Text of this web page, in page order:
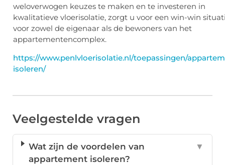
weloverwogen keuzes te maken en te investeren in
kwalitatieve vloerisolatie, zorgt u voor een win-win
voor zowel de eigenaar als de bewoners van het
appartementencomplex.
https://www.penlvloerisolatie.nl/toepassingen/
isoleren/
Veelgestelde vragen
Wat zijn de voordelen van
appartement isoleren?
▼